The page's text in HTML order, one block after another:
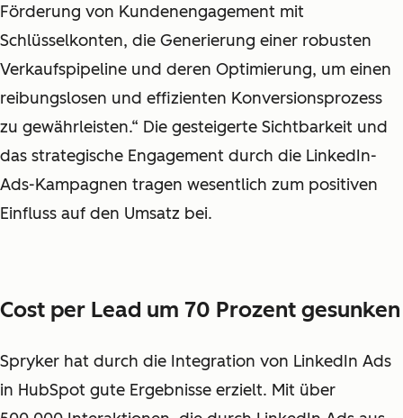
Förderung von Kundenengagement mit
Schlüsselkonten, die Generierung einer robusten
Verkaufspipeline und deren Optimierung, um einen
reibungslosen und effizienten Konversionsprozess
zu gewährleisten.“ Die gesteigerte Sichtbarkeit und
das strategische Engagement durch die LinkedIn-
Ads-Kampagnen tragen wesentlich zum positiven
Einfluss auf den Umsatz bei.
Cost per Lead um 70 Prozent gesunken
Spryker hat durch die Integration von LinkedIn Ads
in HubSpot gute Ergebnisse erzielt. Mit über